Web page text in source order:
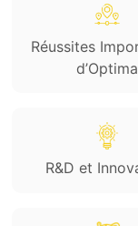
Réussites
d’Optima
R&D et